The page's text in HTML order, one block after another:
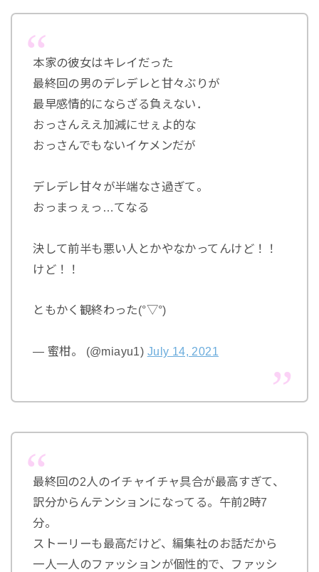
本家の彼女はキレイだった
最終回の男のデレデレと甘々ぶりが
最早感情的にならざる負えない．
おっさんええ加減にせぇよ的な
おっさんでもないイケメンだが
デレデレ甘々が半端なさ過ぎて。
おっまっぇっ…てなる
決して前半も悪い人とかやなかってんけど！！
けど！！
ともかく観終わった(°▽°)
— 蜜柑。 (@miayu1) July 14, 2021
最終回の2人のイチャイチャ具合が最高すぎて、
訳分からんテンションになってる。午前2時7
分。
ストーリーも最高だけど、編集社のお話だから
一人一人のファッションが個性的で、ファッシ